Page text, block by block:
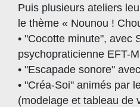
Puis plusieurs ateliers
le thème « Nounou !
• "Cocotte minute", avec
psychopraticienne EFT-
• "Escapade sonore"
• "Créa-Soi" animés par
(modelage et tableau de